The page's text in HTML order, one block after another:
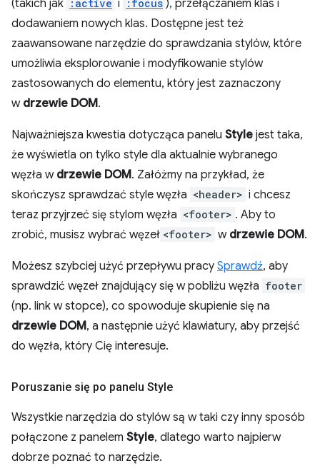
(takich jak :active i :focus ), przełączaniem klas i
dodawaniem nowych klas. Dostępne jest też
zaawansowane narzędzie do sprawdzania stylów, które
umożliwia eksplorowanie i modyfikowanie stylów
zastosowanych do elementu, który jest zaznaczony
w drzewie DOM.
Najważniejsza kwestia dotycząca panelu Style jest taka,
że wyświetla on tylko style dla aktualnie wybranego
węzła w drzewie DOM. Załóżmy na przykład, że
skończysz sprawdzać style węzła <header> i chcesz
teraz przyjrzeć się stylom węzła <footer> . Aby to
zrobić, musisz wybrać węzeł <footer> w drzewie DOM.
Możesz szybciej użyć przepływu pracy Sprawdź, aby
sprawdzić węzeł znajdujący się w pobliżu węzła footer
(np. link w stopce), co spowoduje skupienie się na
drzewie DOM, a następnie użyć klawiatury, aby przejść
do węzła, który Cię interesuje.
Poruszanie się po panelu Style
Wszystkie narzędzia do stylów są w taki czy inny sposób
połączone z panelem Style, dlatego warto najpierw
dobrze poznać to narzędzie.